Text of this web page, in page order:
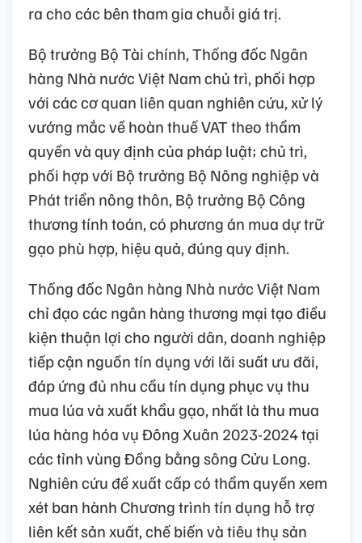
ra cho các bên tham gia chuỗi giá trị.
Bộ trưởng Bộ Tài chính, Thống đốc Ngân
hàng Nhà nước Việt Nam chủ trì, phối hợp
với các cơ quan liên quan nghiên cứu, xử lý
vướng mắc về hoàn thuế VAT theo thẩm
quyền và quy định của pháp luật; chủ trì,
phối hợp với Bộ trưởng Bộ Nông nghiệp và
Phát triển nông thôn, Bộ trưởng Bộ Công
thương tính toán, có phương án mua dự trữ
gạo phù hợp, hiệu quả, đúng quy định.
Thống đốc Ngân hàng Nhà nước Việt Nam
chỉ đạo các ngân hàng thương mại tạo điều
kiện thuận lợi cho người dân, doanh nghiệp
tiếp cận nguồn tín dụng với lãi suất ưu đãi,
đáp ứng đủ nhu cầu tín dụng phục vụ thu
mua lúa và xuất khẩu gạo, nhất là thu mua
lúa hàng hóa vụ Đông Xuân 2023-2024 tại
các tỉnh vùng Đồng bằng sông Cửu Long.
Nghiên cứu đề xuất cấp có thẩm quyền xem
xét ban hành Chương trình tín dụng hỗ trợ
liên kết sản xuất, chế biến và tiêu thụ sản